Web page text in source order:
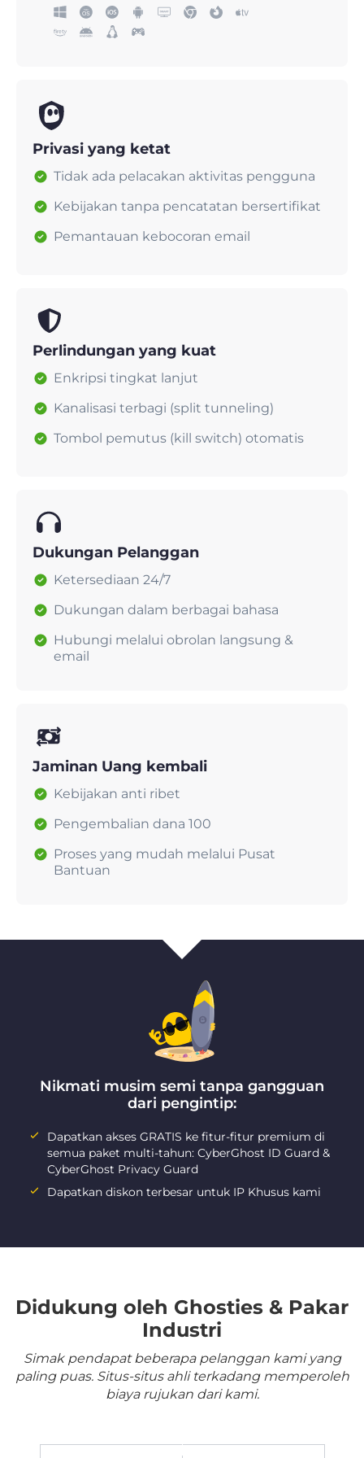
Privasi yang ketat
Tidak ada pelacakan aktivitas pengguna
Kebijakan tanpa pencatatan bersertifikat
Pemantauan kebocoran email
Perlindungan yang kuat
Enkripsi tingkat lanjut
Kanalisasi terbagi (split tunneling)
Tombol pemutus (kill switch) otomatis
Dukungan Pelanggan
Ketersediaan 24/7
Dukungan dalam berbagai bahasa
Hubungi melalui obrolan langsung &
email
Jaminan Uang kembali
Kebijakan anti ribet
Pengembalian dana 100
Proses yang mudah melalui Pusat
Bantuan
Nikmati musim semi tanpa gangguan
dari pengintip:
Dapatkan akses GRATIS ke fitur-fitur premium di
semua paket multi-tahun: CyberGhost ID Guard &
CyberGhost Privacy Guard
Dapatkan diskon terbesar untuk IP Khusus kami
Didukung oleh Ghosties & Pakar
Industri
Simak pendapat beberapa pelanggan kami yang
paling puas. Situs-situs ahli terkadang memperoleh
biaya rujukan dari kami.